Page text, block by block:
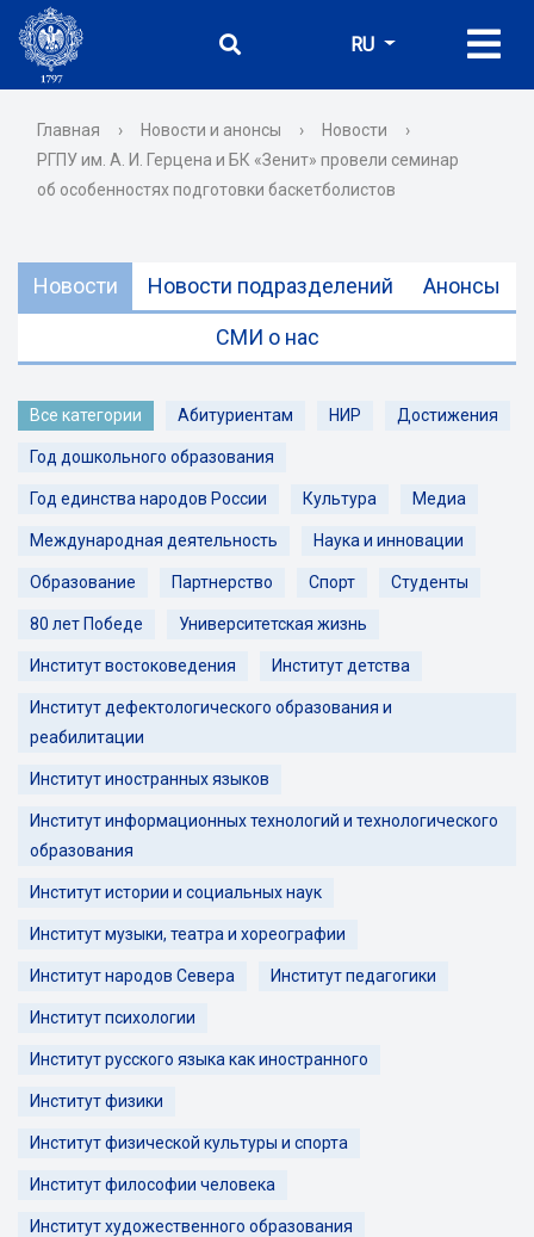
RU
Главная › Новости и анонсы › Новости
›
РГПУ им. А. И. Герцена и БК «Зенит» провели семинар
об особенностях подготовки баскетболистов
Новости Новости подразделений Анонсы
СМИ о нас
Все категории Абитуриентам НИР Достижения
Год дошкольного образования
Год единства народов России Культура Медиа
Международная деятельность Наука и инновации
Образование Партнерство Спорт Студенты
80 лет Победе Университетская жизнь
Институт востоковедения Институт детства
Институт дефектологического образования и
реабилитации
Институт иностранных языков
Институт информационных технологий и технологического
образования
Институт истории и социальных наук
Институт музыки, театра и хореографии
Институт народов Севера Институт педагогики
Институт психологии
Институт русского языка как иностранного
Институт физики
Институт физической культуры и спорта
Институт философии человека
Институт художественного образования